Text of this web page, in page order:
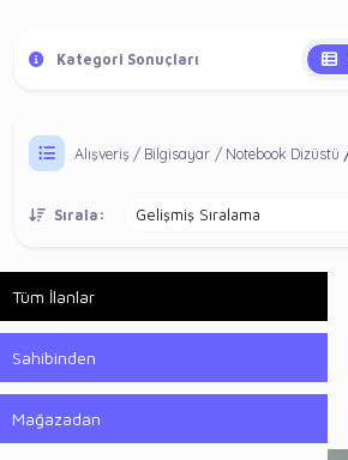
Kategori Sonuçları
Alışveriş Bilgisayar Notebook Dizüstü
Sırala:
Tüm İlanlar
Sahibinden
Mağazadan